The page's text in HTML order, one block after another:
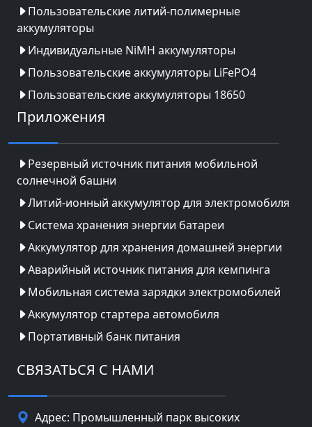
Пользовательские литий-полимерные
аккумуляторы
Индивидуальные NiMH аккумуляторы
Пользовательские аккумуляторы LiFePO4
Пользовательские аккумуляторы 18650
Приложения
Резервный источник питания мобильной
солнечной башни
Литий-ионный аккумулятор для электромобиля
Система хранения энергии батареи
Аккумулятор для хранения домашней энергии
Аварийный источник питания для кемпинга
Мобильная система зарядки электромобилей
Аккумулятор стартера автомобиля
Портативный банк питания
СВЯЗАТЬСЯ С НАМИ
Адрес: Промышленный парк высоких